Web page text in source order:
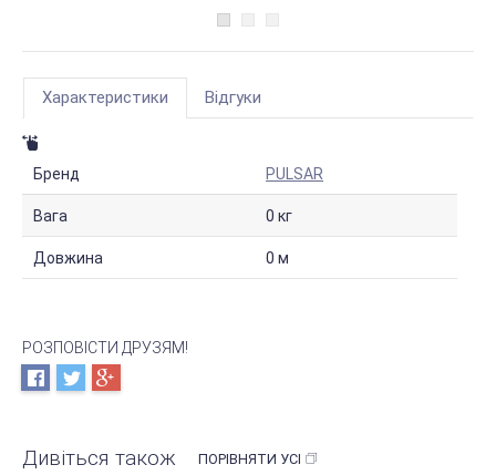
Характеристики Відгуки
Бренд PULSAR
Вага 0 кг
Довжина 0 м
РОЗПОВІСТИ ДРУЗЯМ!
Дивіться також ПОРІВНЯТИ УСІ